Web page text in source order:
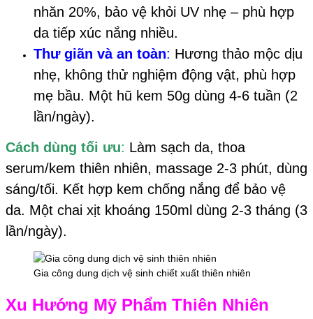
nhăn 20%, bảo vệ khỏi UV nhẹ – phù hợp
da tiếp xúc nắng nhiều.
Thư giãn và an toàn: Hương thảo mộc dịu
nhẹ, không thử nghiệm động vật, phù hợp
mẹ bầu. Một hũ kem 50g dùng 4-6 tuần (2
lần/ngày).
Cách dùng tối ưu: Làm sạch da, thoa
serum/kem thiên nhiên, massage 2-3 phút, dùng
sáng/tối. Kết hợp kem chống nắng để bảo vệ
da. Một chai xịt khoáng 150ml dùng 2-3 tháng (3
lần/ngày).
Gia công dung dịch vệ sinh chiết xuất thiên nhiên
Xu Hướng Mỹ Phẩm Thiên Nhiên